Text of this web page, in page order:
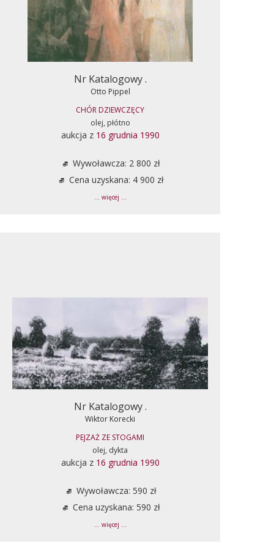
Nr Katalogowy .
Otto Pippel
CHÓR DZIEWCZĘCY
olej, płótno
aukcja z 16 grudnia 1990
Wywoławcza: 2 800 zł
Cena uzyskana: 4 900 zł
... więcej ...
Nr Katalogowy .
Wiktor Korecki
PEJZAŻ ZE STOGAMI
olej, dykta
aukcja z 16 grudnia 1990
Wywoławcza: 590 zł
Cena uzyskana: 590 zł
... więcej ...